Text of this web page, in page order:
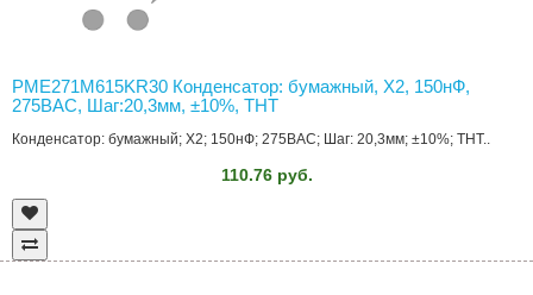
PME271M615KR30 Конденсатор: бумажный, Х2, 150нФ,
275ВAC, Шаг:20,3мм, ±10%, THT
Конденсатор: бумажный; Х2; 150нФ; 275ВAC; Шаг: 20,3мм; ±10%; THT..
110.76 руб.